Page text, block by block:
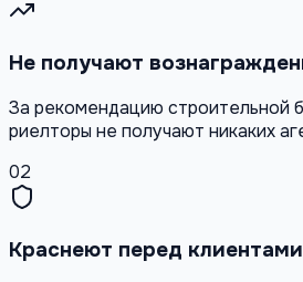
Не получают
За рекомендацию строительной
риелторы не получают никаких
02
Краснеют перед клиентами